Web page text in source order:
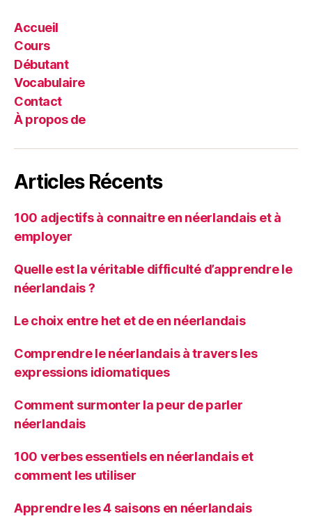
Accueil
Cours
Débutant
Vocabulaire
Contact
À propos de
Articles Récents
100 adjectifs à connaitre en néerlandais et à
employer
Quelle est la véritable difficulté d’apprendre le
néerlandais ?
Le choix entre het et de en néerlandais
Comprendre le néerlandais à travers les
expressions idiomatiques
Comment surmonter la peur de parler
néerlandais
100 verbes essentiels en néerlandais et
comment les utiliser
Apprendre les 4 saisons en néerlandais